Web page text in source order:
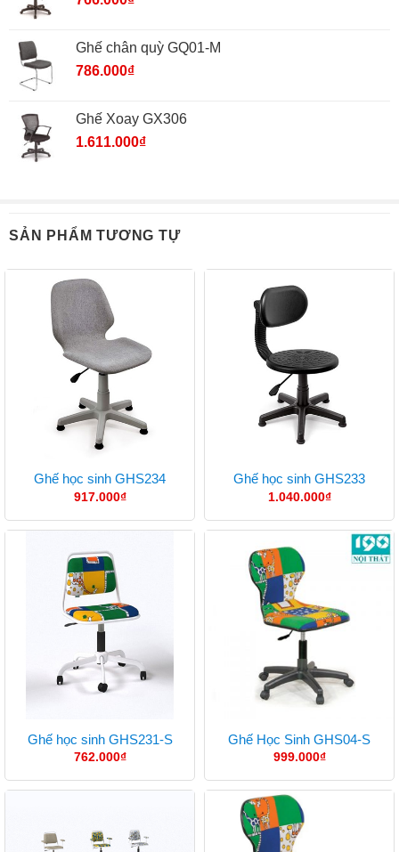
Ghế chân quỳ GQ01-M
786.000₫
Ghế Xoay GX306
1.611.000₫
SẢN PHẨM TƯƠNG TỰ
Ghế học sinh GHS234
917.000₫
Ghế học sinh GHS233
1.040.000₫
Ghế học sinh GHS231-S
762.000₫
Ghế Học Sinh GHS04-S
999.000₫